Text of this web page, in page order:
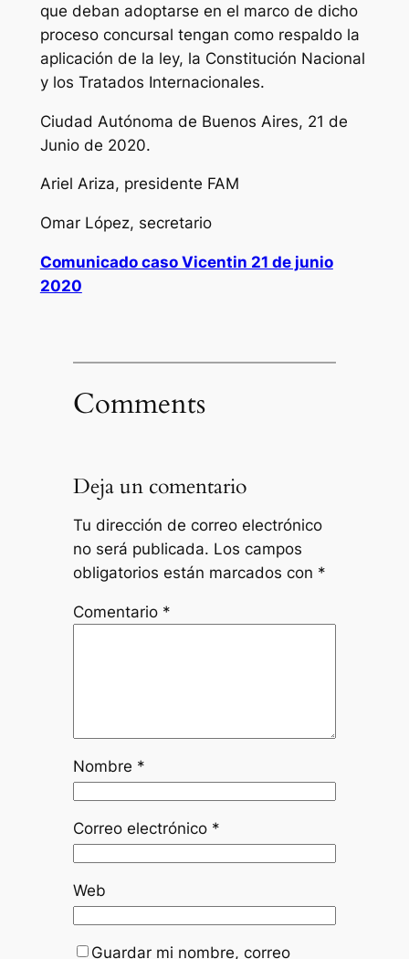
que deban adoptarse en el marco de dicho
proceso concursal tengan como respaldo la
aplicación de la ley, la Constitución Nacional
y los Tratados Internacionales.
Ciudad Autónoma de Buenos Aires, 21 de
Junio de 2020.
Ariel Ariza, presidente FAM
Omar López, secretario
Comunicado caso Vicentin 21 de junio
2020
Comments
Deja un comentario
Tu dirección de correo electrónico
no será publicada. Los campos
obligatorios están marcados con *
Comentario *
Nombre *
Correo electrónico *
Web
Guardar mi nombre, correo